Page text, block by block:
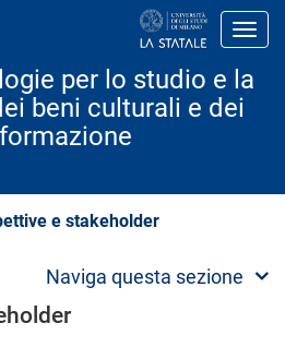
per lo studio e la
beni culturali e dei
e stakeholder
Naviga questa sezione